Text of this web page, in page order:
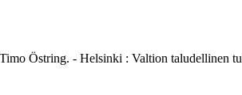
Östring. - Helsinki : Valtion taludellinen